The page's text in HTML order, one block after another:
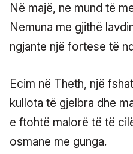
Në majë, ne mund të
Nemuna me gjithë
ngjante një fortese të
Ecim në Theth, një
kullota të gjelbra dhe
e ftohtë malorë të të
osmane me gunga.